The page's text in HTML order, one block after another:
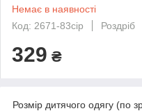
Немає в наявності
Код: 2671-83сір
Роздріб
329 ₴
Розмір дитячого одягу (по